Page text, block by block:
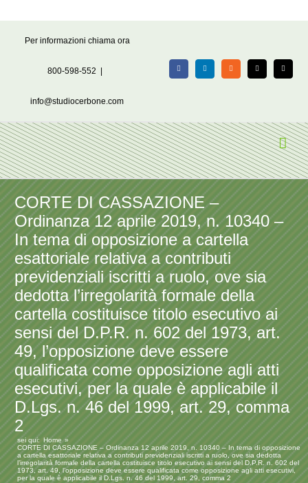
Per informazioni chiama ora
800-598-552
info@studiocerbone.com
FacebookLinkedIn Rss X Email
CORTE DI CASSAZIONE –
Ordinanza 12 aprile 2019, n. 10340 –
In tema di opposizione a cartella
esattoriale relativa a contributi
previdenziali iscritti a ruolo, ove sia
dedotta l’irregolarità formale della
cartella costituisce titolo esecutivo ai
sensi del D.P.R. n. 602 del 1973, art.
49, l’opposizione deve essere
qualificata come opposizione agli atti
esecutivi, per la quale è applicabile il
D.Lgs. n. 46 del 1999, art. 29, comma
2
sei qui:
Home
CORTE DI CASSAZIONE – Ordinanza 12 aprile 2019, n. 10340 – In tema di opposizione
a cartella esattoriale relativa a contributi previdenziali iscritti a ruolo, ove sia dedotta
l’irregolarità formale della cartella costituisce titolo esecutivo ai sensi del D.P.R. n. 602 del
1973, art. 49, l’opposizione deve essere qualificata come opposizione agli atti esecutivi,
per la quale è applicabile il D.Lgs. n. 46 del 1999, art. 29, comma 2